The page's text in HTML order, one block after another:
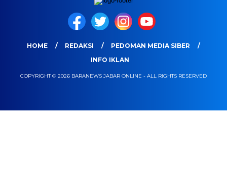
HOME REDAKSI
PEDOMAN MEDIA SIBER
INFO IKLAN
COPYRIGHT © 2026 BARANEWS JABAR ONLINE - ALL RIGHTS RESERVED